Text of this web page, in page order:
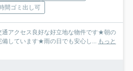
間ゴミ出し可
通アクセス良好な好立地な物件です★朝の
備しています★雨の日でも安心し... もっと